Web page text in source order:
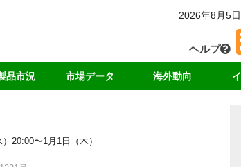
2026年8月5
ヘルプ
品市況 市場データ
中国の輸入量
海外動向
20:00〜1月1日（木）